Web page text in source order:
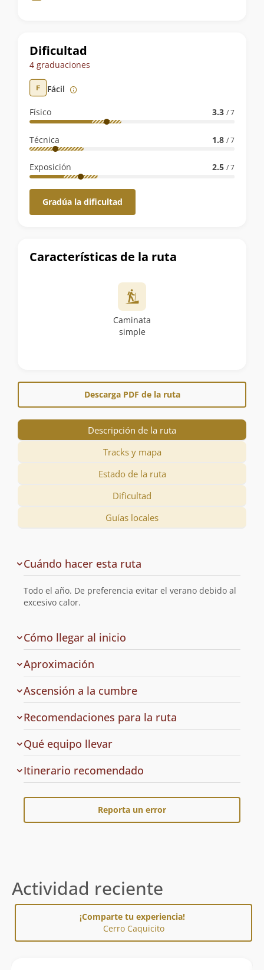
de
ruta
Dificultad
4 graduaciones
Fácil
Físico 3.3 / 7
Técnica 1.8 / 7
Exposición 2.5 / 7
Gradúa la dificultad
Características de la ruta
Caminata
simple
Descarga PDF de la ruta
Descripción de la ruta
Tracks y mapa
Estado de la ruta
Dificultad
Guías locales
de
la
ruta
Cuándo hacer esta ruta
Todo el año. De preferencia evitar el verano debido al
excesivo calor.
Cómo llegar al inicio
la
Aproximación
Ascensión a la cumbre
Recomendaciones para la ruta
Qué equipo llevar
Cuál
es
Itinerario recomendado
Reporta un error
Actividad reciente
¡Comparte tu experiencia!
Cerro Caquicito